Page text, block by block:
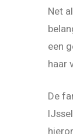
Net
een
haar
De